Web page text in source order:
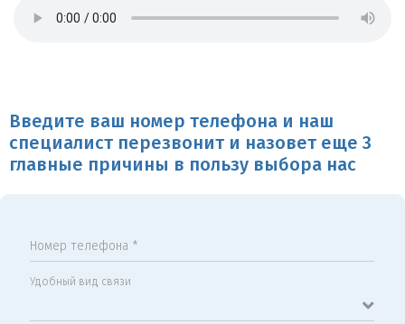
Введите ваш номер телефона и наш
специалист перезвонит и назовет еще 3
главные причины в пользу выбора нас
Номер телефона *
Удобный вид связи